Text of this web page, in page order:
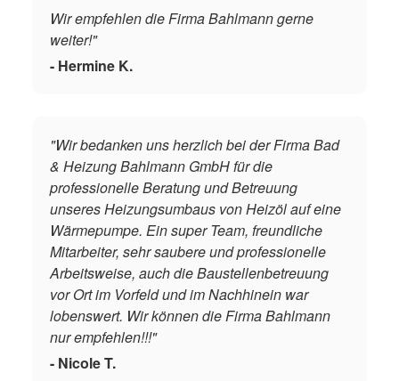
Wir empfehlen die Firma Bahlmann gerne
weiter!"
- Hermine K.
"Wir bedanken uns herzlich bei der Firma Bad
& Heizung Bahlmann GmbH für die
professionelle Beratung und Betreuung
unseres Heizungsumbaus von Heizöl auf eine
Wärmepumpe. Ein super Team, freundliche
Mitarbeiter, sehr saubere und professionelle
Arbeitsweise, auch die Baustellenbetreuung
vor Ort im Vorfeld und im Nachhinein war
lobenswert. Wir können die Firma Bahlmann
nur empfehlen!!!"
- Nicole T.